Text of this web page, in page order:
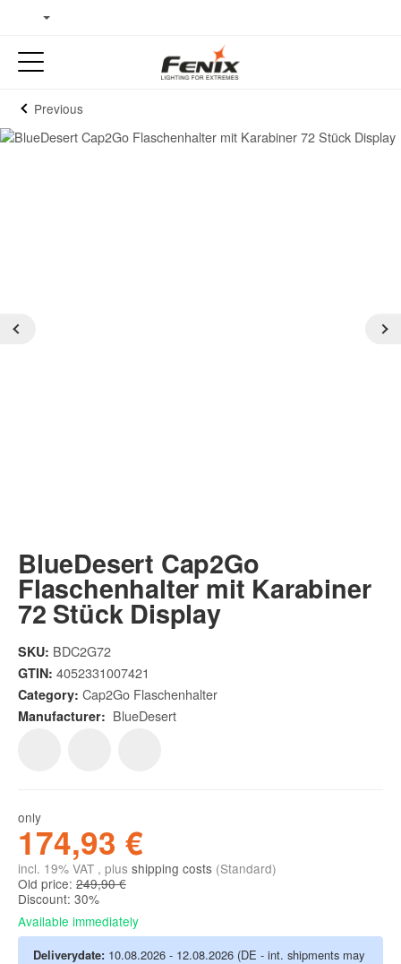
Previous
BlueDesert Cap2Go
Flaschenhalter mit Karabiner
72 Stück Display
SKU: BDC2G72
GTIN: 4052331007421
Category: Cap2Go Flaschenhalter
Manufacturer: BlueDesert
only
174,93 €
incl. 19% VAT , plus shipping costs (Standard)
Old price: 249,90 €
Discount: 30%
Available immediately
Deliverydate: 10.08.2026 - 12.08.2026 (DE - int. shipments may